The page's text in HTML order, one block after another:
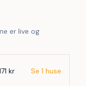
er live og
kr Se 1 huse